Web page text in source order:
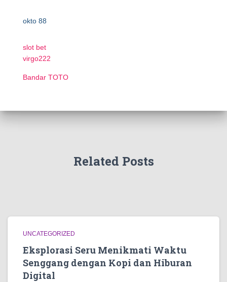
okto 88
slot bet
virgo222
Bandar TOTO
Related Posts
UNCATEGORIZED
Eksplorasi Seru Menikmati Waktu
Senggang dengan Kopi dan Hiburan
Digital